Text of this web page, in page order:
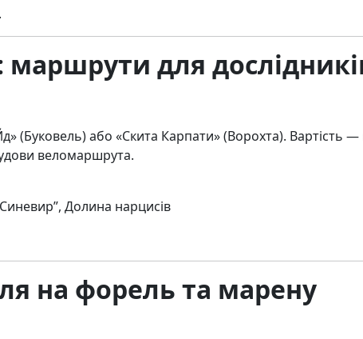
для
(Буковель) або «Скита Карпати» (Ворохта). Вартість
веломаршрута.
Долина нарцисів
на форель та марену